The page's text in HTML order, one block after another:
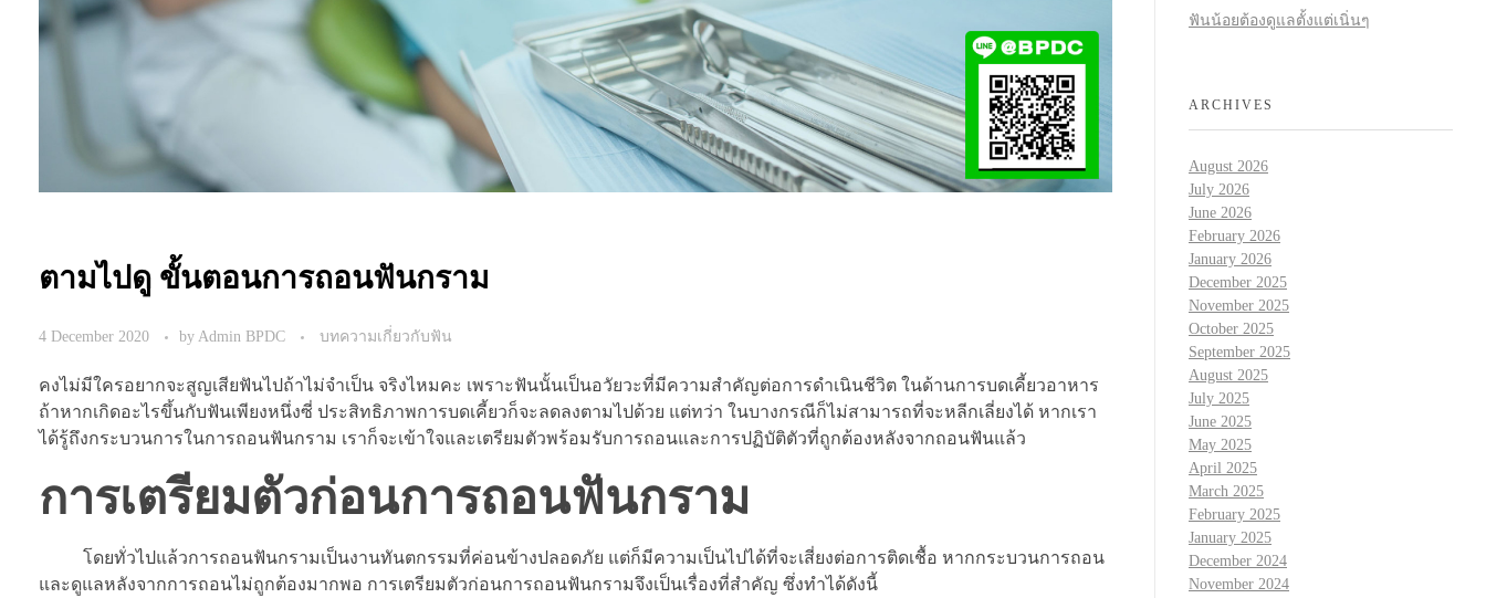
ตามไปดู ขั้นตอนการถอนฟันกราม
4 December 2020 by Admin BPDC บทความเกี่ยวกับฟัน
คงไม่มีใครอยากจะสูญเสียฟันไปถ้าไม่จำเป็น จริงไหมคะ เพราะฟันนั้นเป็นอวัยวะที่มีความสำคัญต่อการดำเนินชีวิต ในด้านการบดเคี้ยวอาหาร
ถ้าหากเกิดอะไรขึ้นกับฟันเพียงหนึ่งซี่ ประสิทธิภาพการบดเคี้ยวก็จะลดลงตามไปด้วย แต่ทว่า ในบางกรณีก็ไม่สามารถที่จะหลีกเลี่ยงได้ หากเรา
ได้รู้ถึงกระบวนการในการถอนฟันกราม เราก็จะเข้าใจและเตรียมตัวพร้อมรับการถอนและการปฏิบัติตัวที่ถูกต้องหลังจากถอนฟันแล้ว
การเตรียมตัวก่อนการถอนฟันกราม
โดยทั่วไปแล้วการถอนฟันกรามเป็นงานทันตกรรมที่ค่อนข้างปลอดภัย แต่ก็มีความเป็นไปได้ที่จะเสี่ยงต่อการติดเชื้อ หากกระบวนการถอน
และดูแลหลังจากการถอนไม่ถูกต้องมากพอ การเตรียมตัวก่อนการถอนฟันกรามจึงเป็นเรื่องที่สำคัญ ซึ่งทำได้ดังนี้
ฟันน้อยต้องดูแลตั้งแต่เนิ่นๆ
ARCHIVES
August 2026
July 2026
June 2026
February 2026
January 2026
December 2025
November 2025
October 2025
September 2025
August 2025
July 2025
June 2025
May 2025
April 2025
March 2025
February 2025
January 2025
December 2024
November 2024